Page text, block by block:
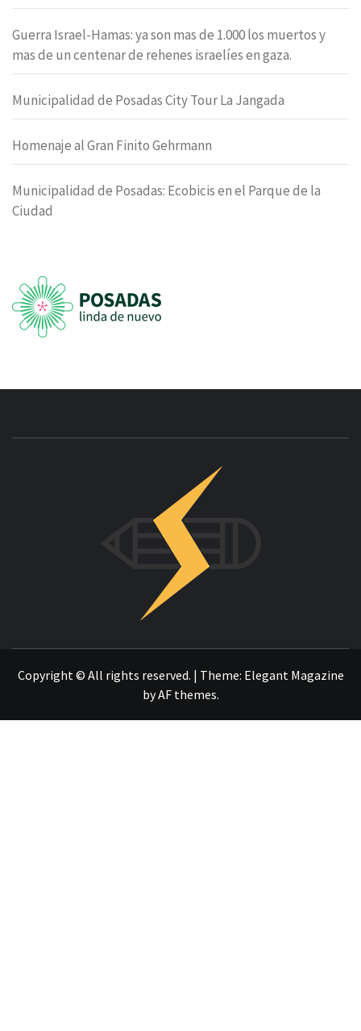
Guerra Israel-Hamas: ya son mas de 1.000 los muertos y
mas de un centenar de rehenes israelíes en gaza.
Municipalidad de Posadas City Tour La Jangada
Homenaje al Gran Finito Gehrmann
Municipalidad de Posadas: Ecobicis en el Parque de la
Ciudad
Copyright © All rights reserved. | Theme: Elegant Magazine
byAF themes.